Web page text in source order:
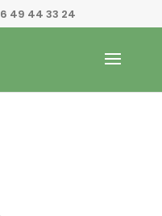
49 44 33 24